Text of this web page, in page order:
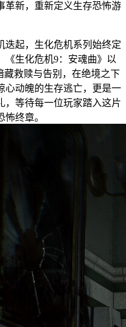
革新，重新定义生存恐怖游
迭起，生化危机系列始终定
《生化危机9：安魂曲》以
藏救赎与告别，在绝境之下
心动魄的生存逃亡，更是一
，等待每一位玩家踏入这片
终章。